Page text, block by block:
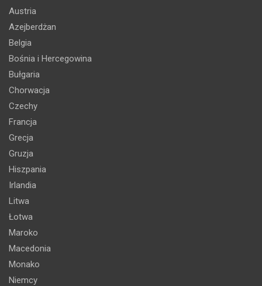
Austria
Azejberdżan
Belgia
Bośnia i Hercegowina
Bułgaria
Chorwacja
Czechy
Francja
Grecja
Gruzja
Hiszpania
Irlandia
Litwa
Łotwa
Maroko
Macedonia
Monako
Niemcy